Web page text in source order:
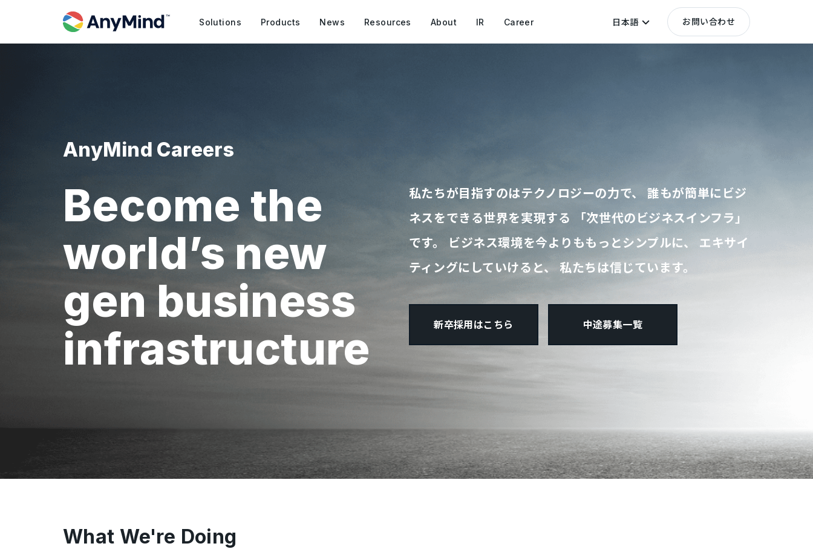
Solutions Products News Resources About IR Career 日本語 お問い合わせ
AnyMind Careers
Become the
world’s new
gen business
infrastructure
私たちが目指すのはテクノロジーの力で、 誰もが簡単にビジ
ネスをできる世界を実現する 「次世代のビジネスインフラ」
です。 ビジネス環境を今よりももっとシンプルに、 エキサイ
ティングにしていけると、 私たちは信じています。
新卒採用はこちら 中途募集一覧
What We're Doing